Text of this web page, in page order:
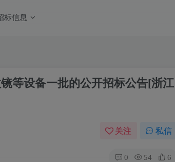
标信息
等设备一批的公开招标公告[浙江
关注 私信
0 54 6